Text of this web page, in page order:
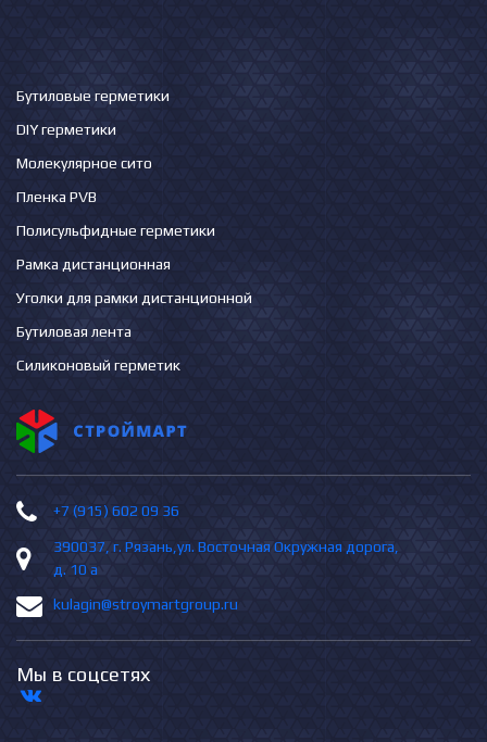
Бутиловые герметики
DIY герметики
Молекулярное сито
Пленка PVB
Полисульфидные герметики
Рамка дистанционная
Уголки для рамки дистанционной
Бутиловая лента
Силиконовый герметик
+7 (915) 602 09 36
390037, г. Рязань,ул. Восточная Окружная дорога,
д. 10 а
kulagin@stroymartgroup.ru
Мы в соцсетях